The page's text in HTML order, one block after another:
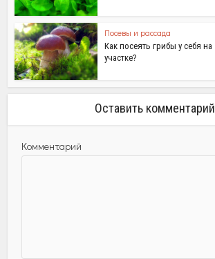
Посевы и рассада
Как посеять грибы у себя на
участке?
Оставить комментарий
Комментарий